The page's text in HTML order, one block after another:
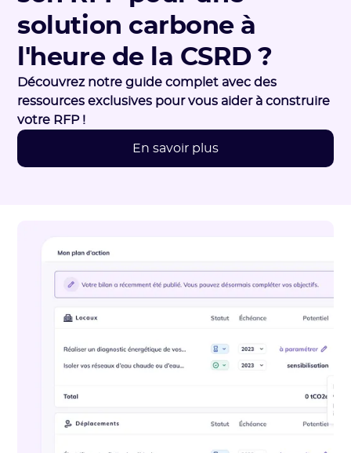
solution carbone à
l'heure de la CSRD ?
Découvrez notre guide complet avec des
ressources exclusives pour vous aider à construire
votre RFP !
En savoir plus